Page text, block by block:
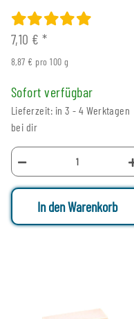
7,10 €*
8,87 € pro 100 g
Sofort verfügbar
Lieferzeit: in 3 - 4 Werktagen
bei dir
In den Warenkorb